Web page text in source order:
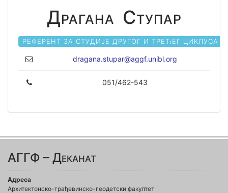
Драгана Ступар
РЕФЕРЕНТ ЗА СТУДИЈЕ ДРУГОГ И ТРЕЋЕГ ЦИКЛУСА -
dragana.stupar@aggf.unibl.org
051/462-543
АГГФ – Деканат
Адреса
Архитектонско-грађевинско-геодетски факултет